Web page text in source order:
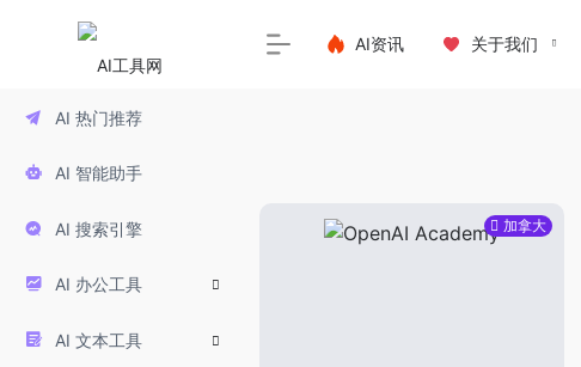
AI 热门推荐
AI 智能助手
AI 搜索引擎
AI 办公工具
AI 文本工具
AI资讯 关于我们
加拿大